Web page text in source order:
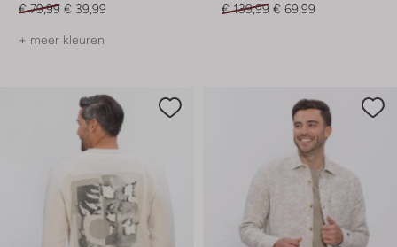
€ 79,99 € 39,99
+ meer kleuren
€ 139,99 € 69,99